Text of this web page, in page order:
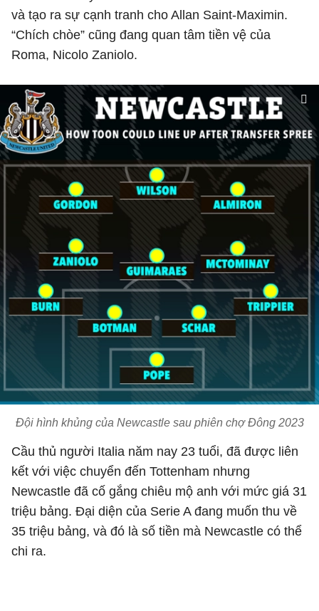
và tạo ra sự cạnh tranh cho Allan Saint-Maximin.
“Chích chòe” cũng đang quan tâm tiền vệ của
Roma, Nicolo Zaniolo.
Đội hình khủng của Newcastle sau phiên chợ Đông 2023
Cầu thủ người Italia năm nay 23 tuổi, đã được liên
kết với việc chuyển đến Tottenham nhưng
Newcastle đã cố gắng chiêu mộ anh với mức giá 31
triệu bảng. Đại diện của Serie A đang muốn thu về
35 triệu bảng, và đó là số tiền mà Newcastle có thể
chi ra.